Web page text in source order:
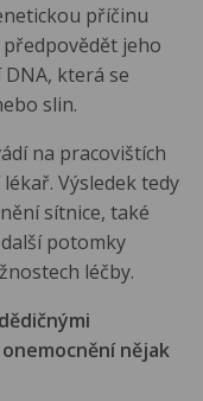
příčinu
jeho
která se
slin.
na pracovištích
Výsledek tedy
sítnice, také
potomky
léčby.
nějak